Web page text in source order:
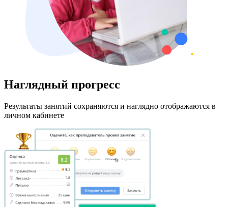
Наглядный прогресс
Результаты занятий сохраняются и наглядно отображаются в
личном кабинете